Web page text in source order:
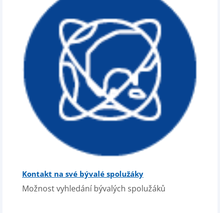
Kontakt na své bývalé spolužáky
Možnost vyhledání bývalých spolužáků